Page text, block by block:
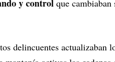
y control que
delincuentes actualizaban